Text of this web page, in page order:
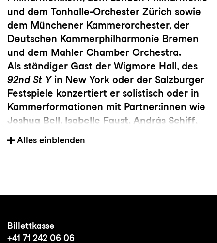
und dem Tonhalle-Orchester Zürich sowie
dem Münchener Kammerorchester, der
Deutschen Kammerphilharmonie Bremen
und dem Mahler Chamber Orchestra.
Als ständiger Gast der Wigmore Hall, des
92nd St Yin New York oder der Salzburger
Festspiele konzertiert er solistisch oder in
Kammerformationen mit Partner:innen wie
Joshua Bell, Isabelle Faust, András Schiff,
Olli Mustonen, Connie Shih und Richard
Egarr. Seine Programme stellt er gern zu
wechselseitigen Inspiration von
Alles einblenden
Billettkasse
+41 71 242 06 06